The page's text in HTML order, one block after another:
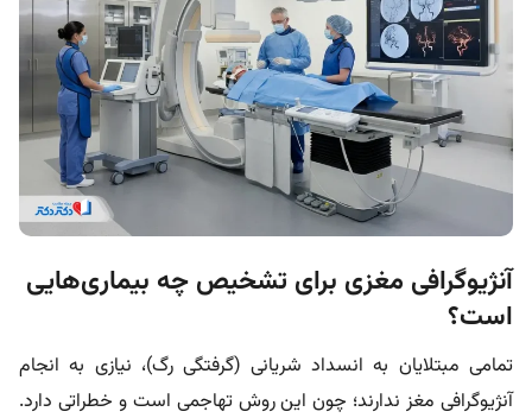
آنژیوگرافی مغزی برای تشخیص چه بیماری‌هایی
است؟
تمامی مبتلایان به انسداد شریانی (گرفتگی رگ)، نیازی به انجام
آنژیوگرافی مغز ندارند؛ چون این روش تهاجمی است و خطراتی دارد.